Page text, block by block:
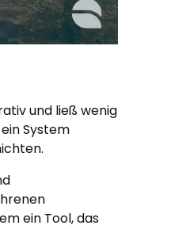
und ließ wenig
System
ein Tool, das